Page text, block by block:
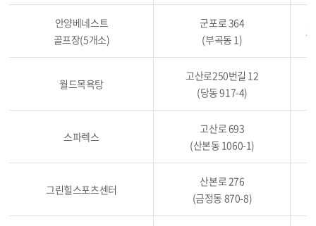
안양베네스트
골프장(5개소)
군포로 364
(부곡동 1)
월드목욕탕
고산로250번길 12
(당동 917-4)
스파렉스
고산로 693
(산본동 1060-1)
그린힐스포츠센터
산본로 276
(금정동 870-8)